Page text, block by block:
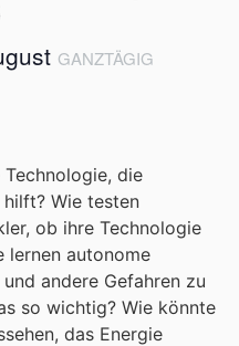
GANZTÄGIG
die
Wie testen
ob ihre Technologie
lernen autonome
andere Gefahren zu
so wichtig? Wie könnte
das Energie